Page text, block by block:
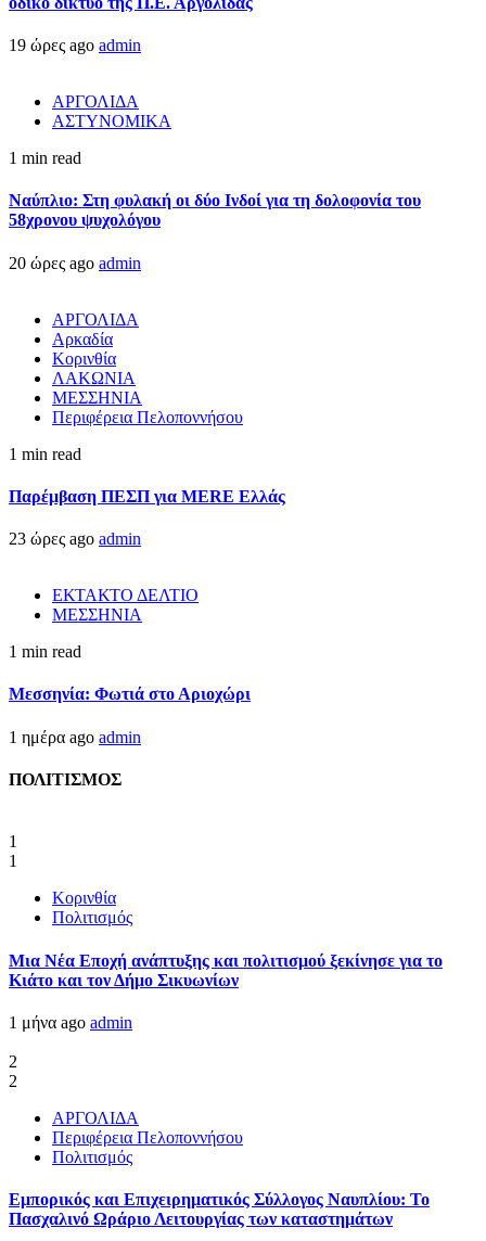
19 ώρες ago admin
ΑΡΓΟΛΙΔΑ
ΑΣΤΥΝΟΜΙΚΑ
1 min read
Ναύπλιο: Στη φυλακή οι δύο Ινδοί για τη δολοφονία του
58χρονου ψυχολόγου
20 ώρες ago admin
ΑΡΓΟΛΙΔΑ
Αρκαδία
Κορινθία
ΛΑΚΩΝΙΑ
ΜΕΣΣΗΝΙΑ
Περιφέρεια Πελοποννήσου
1 min read
Παρέμβαση ΠΕΣΠ για MERE Ελλάς
23 ώρες ago admin
ΕΚΤΑΚΤΟ ΔΕΛΤΙΟ
ΜΕΣΣΗΝΙΑ
1 min read
Μεσσηνία: Φωτιά στο Αριοχώρι
1 ημέρα ago admin
ΠΟΛΙΤΙΣΜΟΣ
1
1
Κορινθία
Πολιτισμός
Μια Νέα Εποχή ανάπτυξης και πολιτισμού ξεκίνησε για το
Κιάτο και τον Δήμο Σικυωνίων
1 μήνα ago admin
2
2
ΑΡΓΟΛΙΔΑ
Περιφέρεια Πελοποννήσου
Πολιτισμός
Εμπορικός και Επιχειρηματικός Σύλλογος Ναυπλίου: Το
Πασχαλινό Ωράριο Λειτουργίας των καταστημάτων